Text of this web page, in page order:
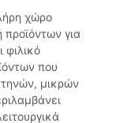
χώρο
για
φιλικό
που
μικρών